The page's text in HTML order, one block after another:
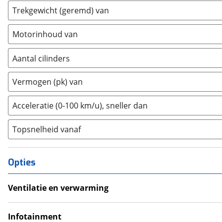
Etalian (0)
Farizon (3)
Ferrari
Fiat 2474 )
Ford (8574)
Ford USA (3)
Geely (125)
Genesis 18)
Goupil (2)
Hongqi
Hyundai (3692)
Trekgewicht (geremd) van
Motorinhoud van
Aantal cilinders
2 (0)
3 )
5 (0)
6 (0)
Vermogen (pk) van
Acceleratie (0-100 km/u), sneller dan
Topsnelheid vanaf
Opties
Ventilatie en verwarming
Infotainment